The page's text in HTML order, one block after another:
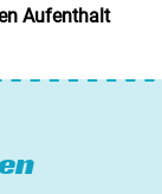
Aufenthalt